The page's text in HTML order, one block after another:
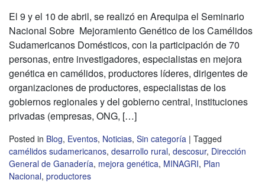
El 9 y el 10 de abril, se realizó en Arequipa el Seminario
Nacional Sobre Mejoramiento Genético de los Camélidos
Sudamericanos Domésticos, con la participación de 70
personas, entre investigadores, especialistas en mejora
genética en camélidos, productores líderes, dirigentes de
organizaciones de productores, especialistas de los
gobiernos regionales y del gobierno central, instituciones
privadas (empresas, ONG, […]
Posted in Blog, Eventos, Noticias, Sin categoría | Tagged
camélidos sudamericanos, desarrollo rural, descosur, Dirección
General de Ganadería, mejora genética, MINAGRI, Plan
Nacional, productores